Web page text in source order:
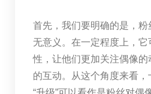
首先，我们要明确的是，粉
无意义。在一定程度上，
性，让他们更加关注偶像的
的互动。从这个角度来看